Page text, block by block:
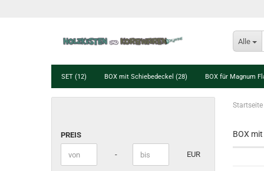
Alle
SET (12) BOX mit Schiebedeckel (28) BOX für Magnum
Startseite
BOX
PREIS
Preis bis - EUR